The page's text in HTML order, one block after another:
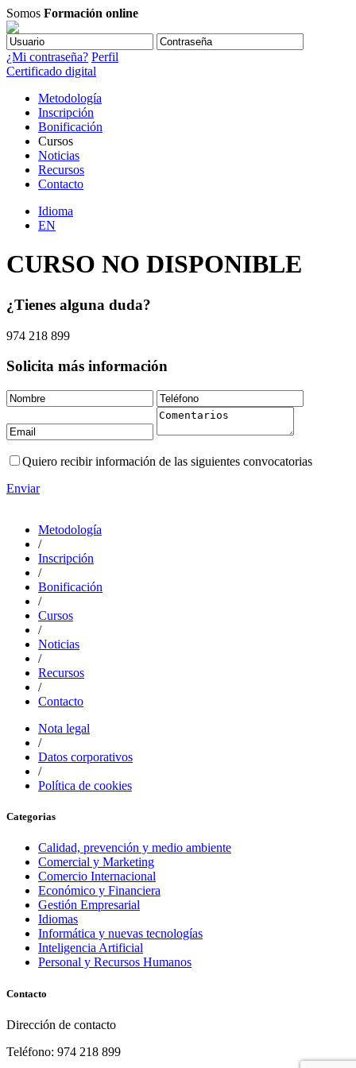
Somos Formación online
¿Mi contraseña? Perfil
Certificado digital
Metodología
Inscripción
Bonificación
Cursos
Noticias
Recursos
Contacto
Idioma
EN
CURSO NO DISPONIBLE
¿Tienes alguna duda?
974 218 899
Solicita más información
Quiero recibir información de las siguientes convocatorias
Enviar
Metodología
/
Inscripción
/
Bonificación
/
Cursos
/
Noticias
/
Recursos
/
Contacto
Nota legal
/
Datos corporativos
/
Política de cookies
Categorias
Calidad, prevención y medio ambiente
Comercial y Marketing
Comercio Internacional
Económico y Financiera
Gestión Empresarial
Idiomas
Informática y nuevas tecnologías
Inteligencia Artificial
Personal y Recursos Humanos
Contacto
Dirección de contacto
Teléfono: 974 218 899